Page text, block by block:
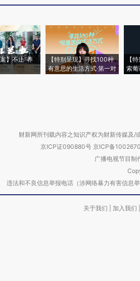
】不止“养
【特别呈现】寻找100种
有意思的生活方式·第一对
【
索葡
财新网所刊载内容之知识产权为财新传媒及/
京ICP证090880号 京ICP备
广播电视节目制
违法和不良信息举报电话（涉网络暴力有害信
关于我们 加入我们